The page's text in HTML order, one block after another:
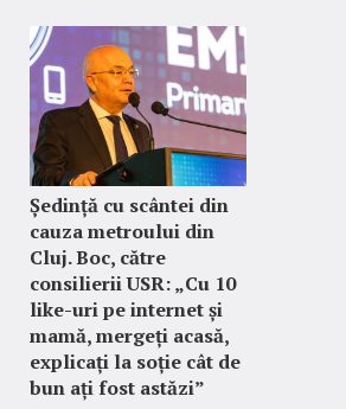
Ședință cu scântei din
cauza metroului din
Cluj. Boc, către
consilierii USR: „Cu 10
like-uri pe internet și
mamă, mergeți acasă,
explicați la soție cât de
bun ați fost astăzi”